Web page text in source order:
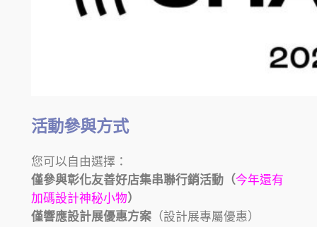
活動參與方式
您可以自由選擇：
僅參與彰化友善好店集串聯行銷活動（今年還有
加碼設計神秘小物）
僅響應設計展優惠方案（設計展專屬優惠）